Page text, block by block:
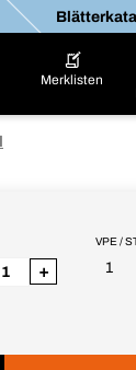
Merklisten
VPE /
1
+